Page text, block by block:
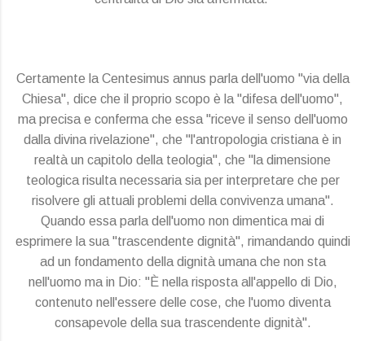
Certamente la Centesimus annus parla dell'uomo "via della
Chiesa", dice che il proprio scopo è la "difesa dell'uomo",
ma precisa e conferma che essa "riceve il senso dell'uomo
dalla divina rivelazione", che "l'antropologia cristiana è in
realtà un capitolo della teologia", che "la dimensione
teologica risulta necessaria sia per interpretare che per
risolvere gli attuali problemi della convivenza umana".
Quando essa parla dell'uomo non dimentica mai di
esprimere la sua "trascendente dignità", rimandando quindi
ad un fondamento della dignità umana che non sta
nell'uomo ma in Dio: "È nella risposta all'appello di Dio,
contenuto nell'essere delle cose, che l'uomo diventa
consapevole della sua trascendente dignità".